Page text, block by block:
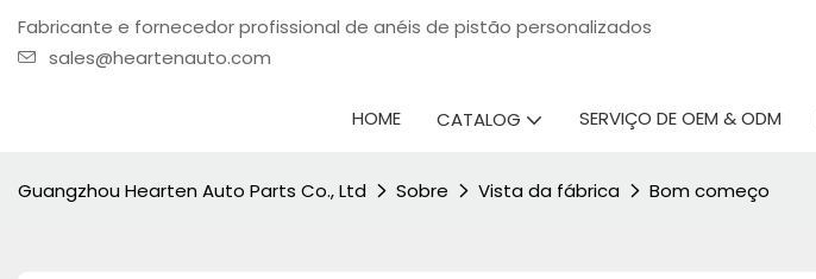
Fabricante e fornecedor profissional de anéis de pistão personalizados
sales@heartenauto.com
HOME CATALOG SERVIÇO DE OEM & ODM
Guangzhou Hearten Auto Parts Co., Ltd Sobre Vista da fábrica Bom começo